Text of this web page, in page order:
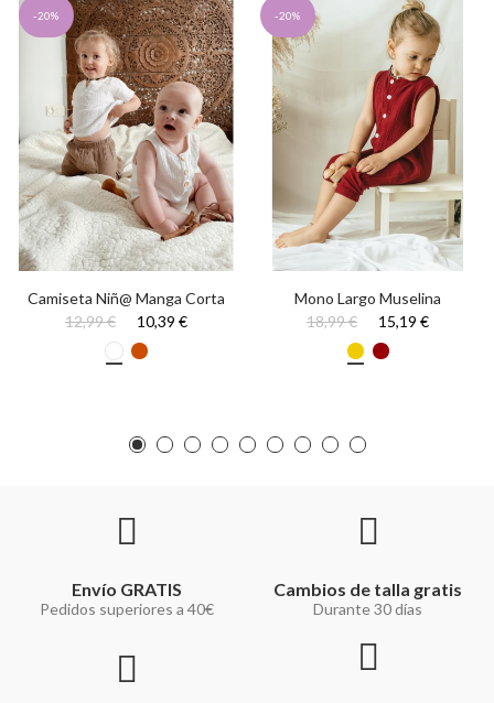
-20%
Camiseta Niñ@ Manga Corta
12,99 €
10,39 €
-20%
Mono Largo Muselina
18,99 €
15,19 €
Envío GRATIS
Pedidos superiores a 40€
Cambios de talla gratis
Durante 30 días